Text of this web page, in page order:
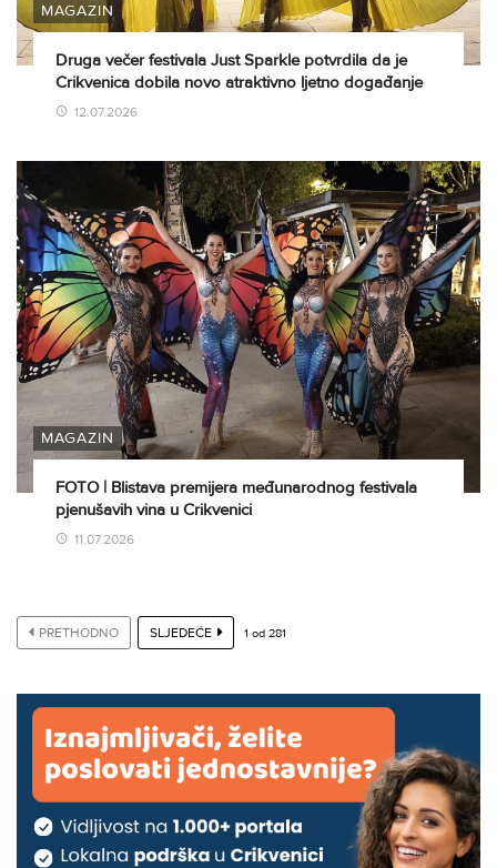
MAGAZIN
Druga večer festivala Just Sparkle potvrdila da je
Crikvenica dobila novo atraktivno ljetno događanje
12.07.2026
MAGAZIN
FOTO | Blistava premijera međunarodnog festivala
pjenušavih vina u Crikvenici
11.07.2026
PRETHODNO SLJEDEĆE 1 od 281